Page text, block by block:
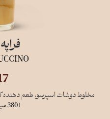
مخلوط دوشات اسپرسو، طعم دهنده
(380 میلی لیتر)